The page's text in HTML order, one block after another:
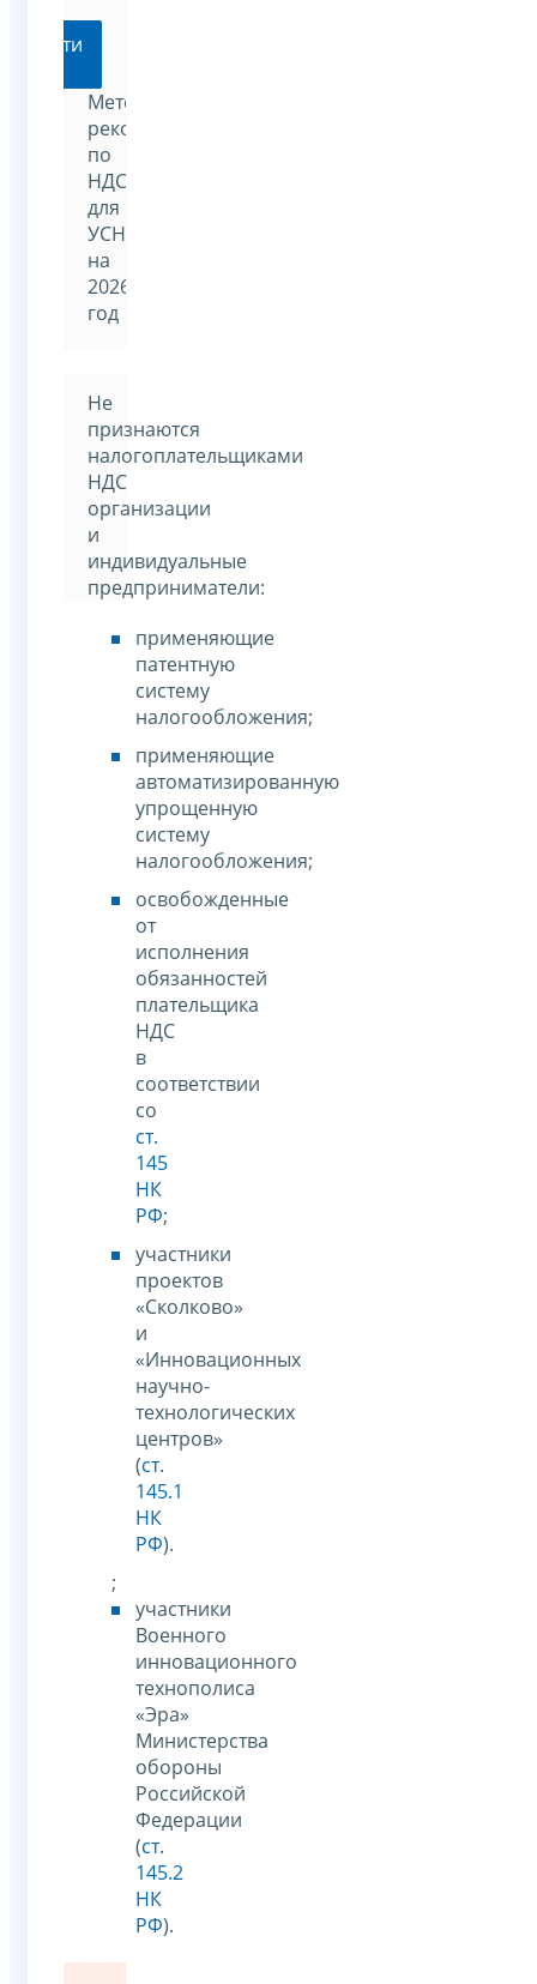
Перейти
Методические
рекомендации
по
НДС
для
УСН
на
2026
год
Не
признаются
налогоплательщиками
НДС
организации
и
индивидуальные
предприниматели:
применяющие
патентную
систему
налогообложения;
применяющие
автоматизированную
упрощенную
систему
налогообложения;
освобожденные
от
исполнения
обязанностей
плательщика
НДС
в
соответствии
со
ст.
145
НК
РФ;
участники
проектов
«Сколково»
и
«Инновационных
научно-
технологических
центров»
(ст.
145.1
НК
РФ).
;
участники
Военного
инновационного
технополиса
«Эра»
Министерства
обороны
Российской
Федерации
(ст.
145.2
НК
РФ).